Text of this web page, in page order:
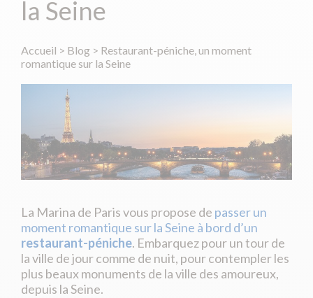
la Seine
Accueil > Blog > Restaurant-péniche, un moment
romantique sur la Seine
La Marina de Paris vous propose de passer un
moment romantique sur la Seine à bord d’un
restaurant-péniche. Embarquez pour un tour de
la ville de jour comme de nuit, pour contempler les
plus beaux monuments de la ville des amoureux,
depuis la Seine.